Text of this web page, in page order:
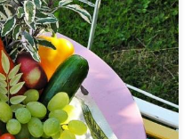
літнім місяцем – у цей
вітамінами та мінералами,
лікарі радять ласувати
Вона добре впливає на
та хворобами
процеси